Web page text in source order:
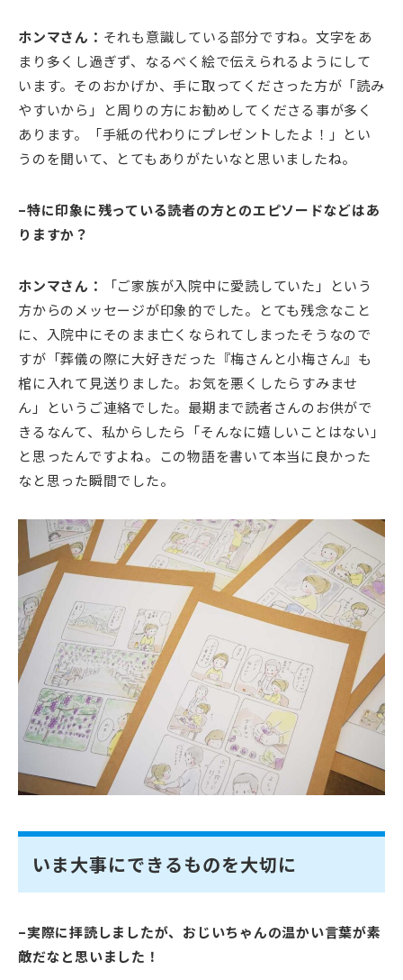
ホンマさん： それも意識している部分ですね。文字をあ
まり多くし過ぎず、なるべく絵で伝えられるようにして
います。そのおかげか、手に取ってくださった方が「読み
やすいから」と周りの方にお勧めしてくださる事が多く
あります。「手紙の代わりにプレゼントしたよ！」とい
うのを聞いて、とてもありがたいなと思いましたね。
–特に印象に残っている読者の方とのエピソードなどはあ
りますか？
ホンマさん：
「ご家族が入院中に愛読していた」という
方からのメッセージが印象的でした。とても残念なこと
に、入院中にそのまま亡くなられてしまったそうなので
すが「葬儀の際に大好きだった『梅さんと小梅さん』も
棺に入れて見送りました。お気を悪くしたらすみませ
ん」というご連絡でした。最期まで読者さんのお供がで
きるなんて、私からしたら「そんなに嬉しいことはない」
と思ったんですよね。この物語を書いて本当に良かった
なと思った瞬間でした。
いま大事にできるものを大切に
–実際に拝読しましたが、おじいちゃんの温かい言葉が素
敵だなと思いました！